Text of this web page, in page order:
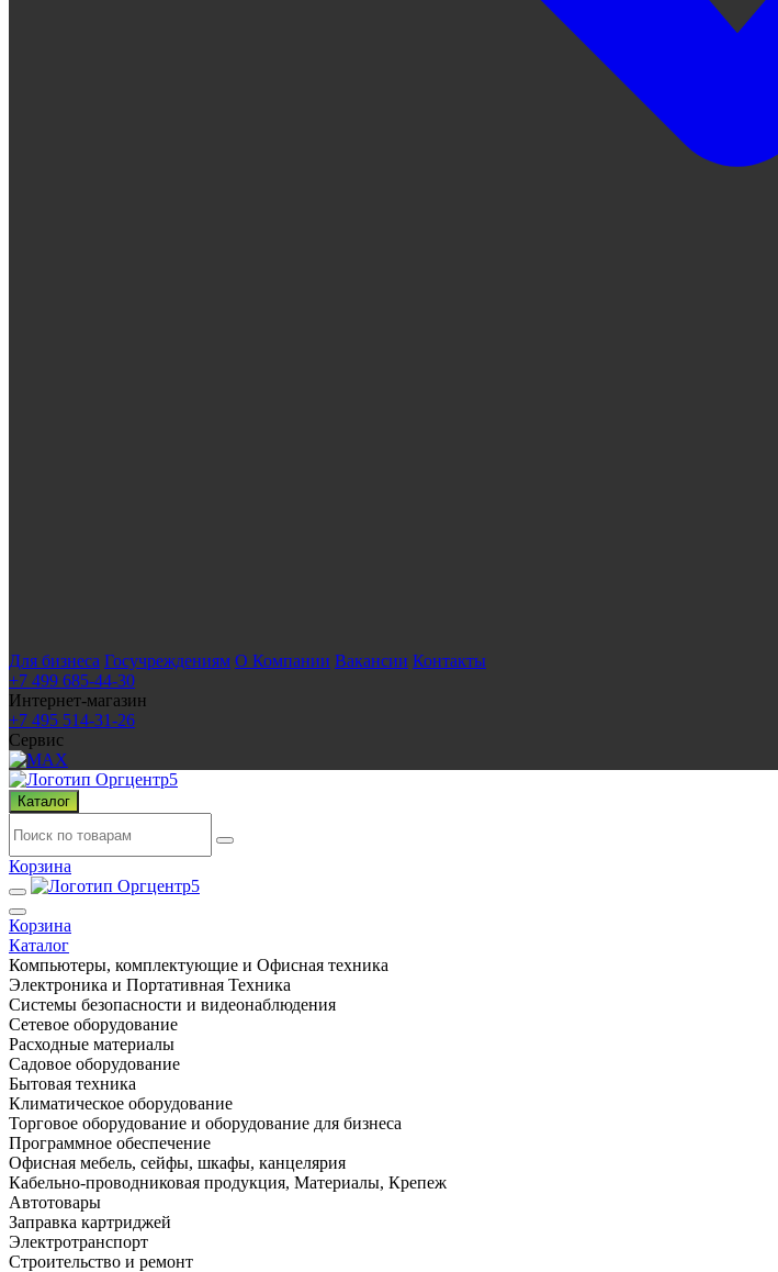
Для бизнеса Госучреждениям О Компании Вакансии Контакты
+7 499 685-44-30
Интернет-магазин
+7 495 514-31-26
Сервис
Каталог
Корзина
Корзина
Каталог
Компьютеры, комплектующие и Офисная техника
Электроника и Портативная Техника
Системы безопасности и видеонаблюдения
Сетевое оборудование
Расходные материалы
Садовое оборудование
Бытовая техника
Климатическое оборудование
Торговое оборудование и оборудование для бизнеса
Программное обеспечение
Офисная мебель, сейфы, шкафы, канцелярия
Кабельно-проводниковая продукция, Материалы, Крепеж
Автотовары
Заправка картриджей
Электротранспорт
Строительство и ремонт